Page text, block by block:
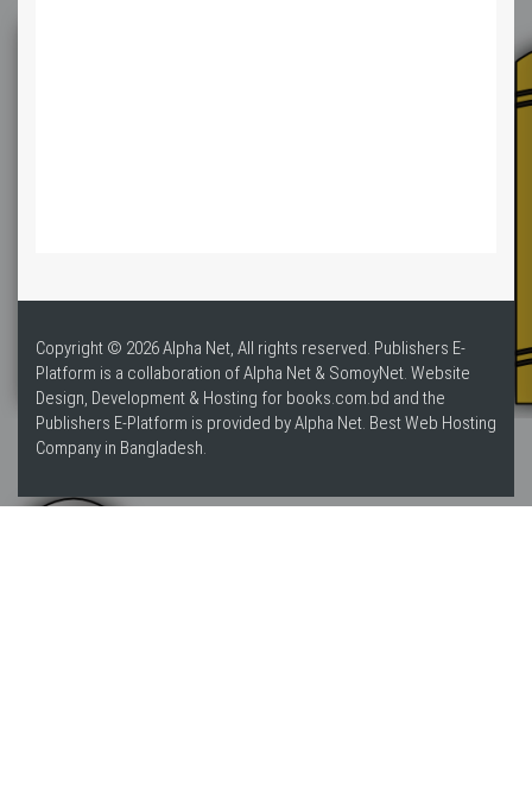
Copyright © 2026 Alpha Net, All rights reserved. Publishers E-
Platform is a collaboration of Alpha Net & SomoyNet. Website
Design, Development & Hosting for books.com.bd and the
Publishers E-Platform is provided by Alpha Net. BestWeb Hosting
Company in Bangladesh.